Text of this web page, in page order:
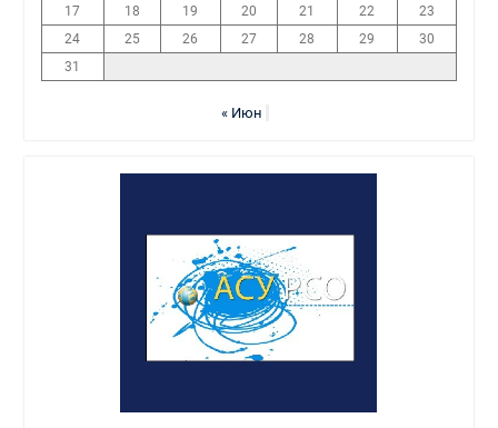
17
18 19 20 21 22
23
24
25 26 27 28 29
30
31
« Июн